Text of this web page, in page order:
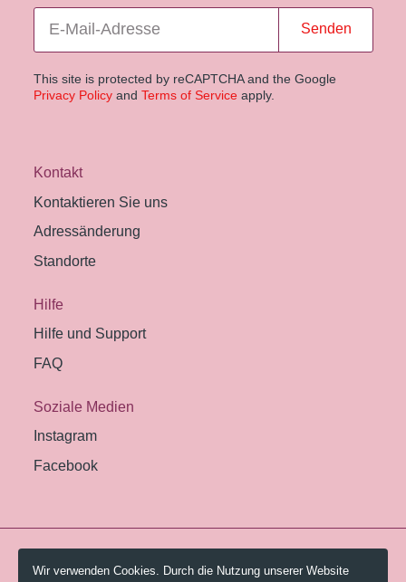
Senden
This site is protected by reCAPTCHA and the Google
Privacy Policyand Terms of Service apply.
Kontakt
Kontaktieren Sie uns
Adressänderung
Standorte
Hilfe
Hilfe und Support
FAQ
Soziale Medien
Instagram
Facebook
© 2026 Pestalozzi-Bibliothek Zürich.
Wir verwenden Cookies. Durch die Nutzung unserer Website